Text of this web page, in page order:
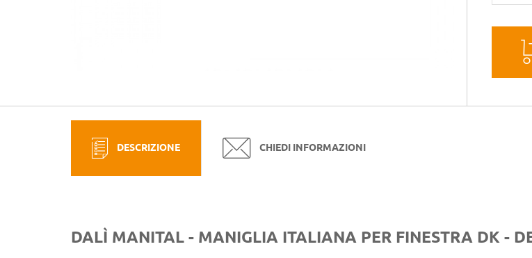
DESCRIZIONE CHIEDI INFORMAZIONI
DALÌ MANITAL - MANIGLIA ITALIANA PER FINESTRA DK -